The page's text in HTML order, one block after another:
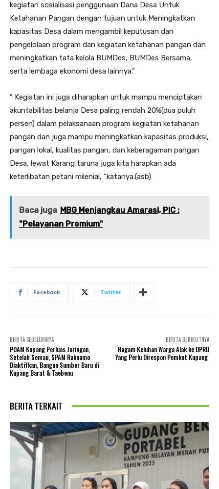
kegiatan sosialisasi penggunaan Dana Desa Untuk
Ketahanan Pangan dengan tujuan untuk Meningkatkan
kapasitas Desa dalam mengambil keputusan dan
pengelolaan program dan kegiatan ketahanan pangan dan
meningkatkan tata kelola BUMDes, BUMDes Bersama,
serta lembaga ekonomi desa lainnya.”
” Kegiatan ini juga diharapkan untuk mampu menciptakan
akuntabilitas belanja Desa paling rendah 20%(dua puluh
persen) dalam pelaksanaan program kegiatan ketahanan
pangan dan juga mampu meningkatkan kapasitas produksi,
pangan lokal, kualitas pangan, dan keberagaman pangan
Desa, lewat Karang taruna juga kita harapkan ada
keterlibatan petani milenial, “katanya.(asb)
Baca juga MBG Menjangkau Amarasi, PIC :
"Pelayanan Premium"
Facebook Twitter
BERITA SEBELUMNYA
PDAM Kupang Perluas Jaringan,
Setelah Semau, SPAM Raknamo
Diaktifkan, Bangun Sumber Baru di
Kupang Barat & Taebenu
BERITA BERIKUTNYA
Ragam Keluhan Warga Alak ke DPRD
Yang Perlu Direspon Pemkot Kupang
BERITA TERKAIT